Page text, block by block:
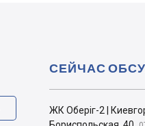
ЖК Оберіг-2 |
СЕЙЧАС